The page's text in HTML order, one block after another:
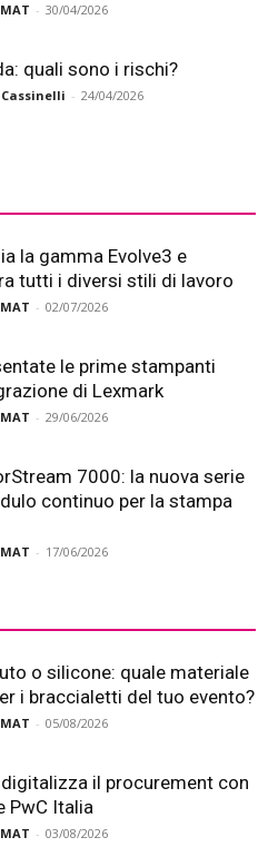
- 30/04/2026
quali sono i rischi?
- 24/04/2026
la gamma Evolve3 e
tutti i diversi stili di lavoro
- 02/07/2026
le prime stampanti
di Lexmark
- 29/06/2026
7000: la nuova serie
continuo per la stampa
- 17/06/2026
o silicone: quale materiale
i braccialetti del tuo evento?
- 05/08/2026
digitalizza il procurement con
PwC Italia
- 03/08/2026